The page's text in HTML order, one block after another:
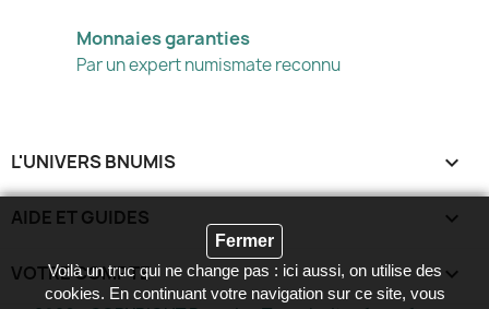
Monnaies garanties
Par un expert numismate reconnu
L'UNIVERS BNUMIS 
AIDE ET GUIDES 
VOTRE COMPTE 
Voilà un truc qui ne change pas : ici aussi, on utilise des
cookies. En continuant votre navigation sur ce site, vous
Fermer